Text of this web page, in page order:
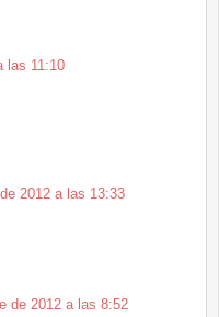
las 11:10
2012 a las 13:33
de 2012 a las 8:52